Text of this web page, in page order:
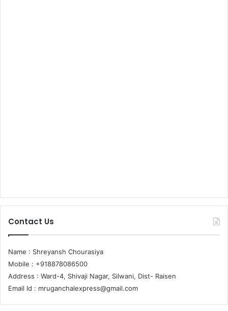
Contact Us
Name : Shreyansh Chourasiya
Mobile : +918878086500
Address : Ward-4, Shivaji Nagar, Silwani, Dist- Raisen
Email Id : mruganchalexpress@gmail.com